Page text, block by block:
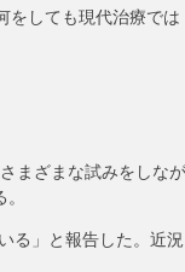
をしても現代治療では
まざまな試みをしなが
る」と報告した。近況